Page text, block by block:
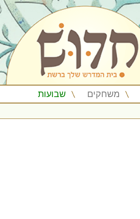
משחקים שבועות